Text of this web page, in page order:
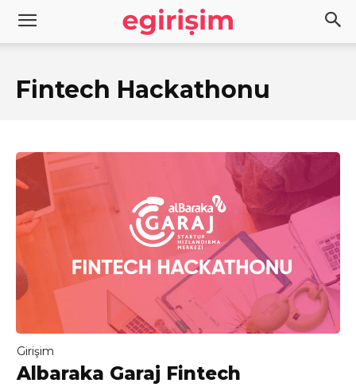
Fintech Hackathonu
Girişim
Albaraka Garaj Fintech